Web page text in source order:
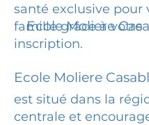
santé exclusive pour
famille grâce à votre
inscription.
Ecole Moliere
Ecole Moliere
est situé dans la
centrale et